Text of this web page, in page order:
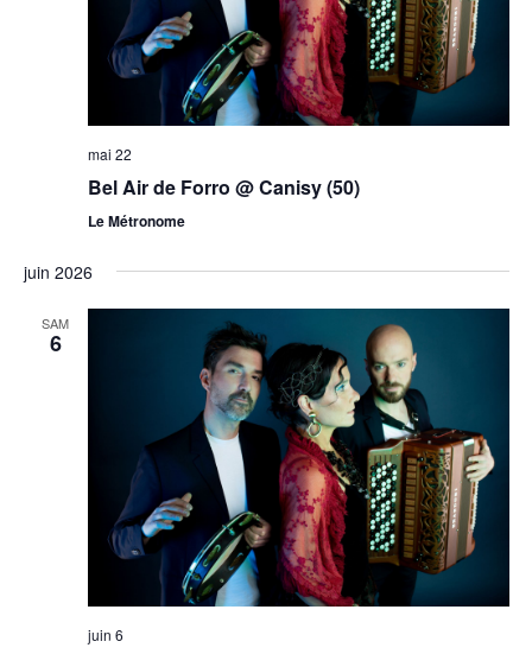
mai 22
Bel Air de Forro @ Canisy (50)
Le Métronome
juin 2026
SAM
6
juin 6